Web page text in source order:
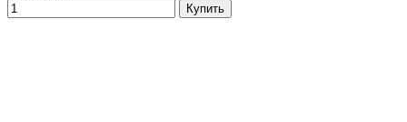
Купить